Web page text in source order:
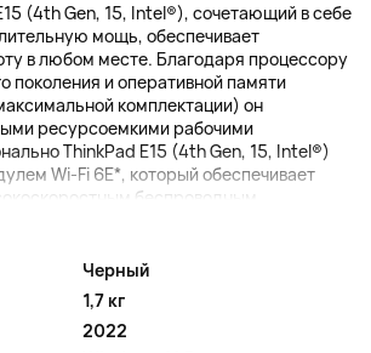
(4th Gen, 15, Intel®), сочетающий в себе
мощь, обеспечивает
в любом месте. Благодаря процессору
поколения и оперативной памяти
комплектации) он
ресурсоемкими рабочими
ThinkPad E15 (4th Gen, 15, Intel®)
Wi-Fi 6E*, который обеспечивает
беспроводным...
Черный
1,7 кг
2022